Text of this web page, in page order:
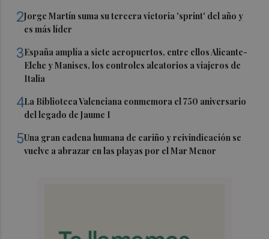
2Jorge Martín suma su tercera victoria 'sprint' del año y
es más líder
3España amplía a siete aeropuertos, entre ellos Alicante-
Elche y Manises, los controles aleatorios a viajeros de
Italia
4La Biblioteca Valenciana conmemora el 750 aniversario
del legado de Jaume I
5Una gran cadena humana de cariño y reivindicación se
vuelve a abrazar en las playas por el Mar Menor